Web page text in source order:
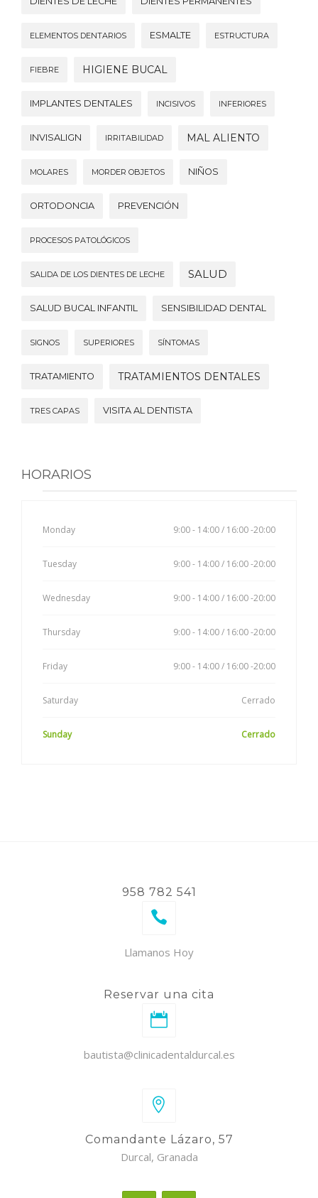
ELEMENTOS DENTARIOS ESMALTE ESTRUCTURA
FIEBRE HIGIENE BUCAL
IMPLANTES DENTALES INCISIVOS INFERIORES
INVISALIGN IRRITABILIDAD MAL ALIENTO
MOLARES MORDER OBJETOS NIÑOS
ORTODONCIA PREVENCIÓN
PROCESOS PATOLÓGICOS
SALIDA DE LOS DIENTES DE LECHE SALUD
SALUD BUCAL INFANTIL SENSIBILIDAD DENTAL
SIGNOS SUPERIORES SÍNTOMAS
TRATAMIENTO TRATAMIENTOS DENTALES
TRES CAPAS VISITA AL DENTISTA
HORARIOS
Monday 9:00 - 14:00 / 16:00 -20:00
Tuesday 9:00 - 14:00 / 16:00 -20:00
Wednesday 9:00 - 14:00 / 16:00 -20:00
Thursday 9:00 - 14:00 / 16:00 -20:00
Friday 9:00 - 14:00 / 16:00 -20:00
Saturday Cerrado
Sunday Cerrado
958 782 541
Llamanos Hoy
Reservar una cita
bautista@clinicadentaldurcal.es
Comandante Lázaro, 57
Durcal, Granada